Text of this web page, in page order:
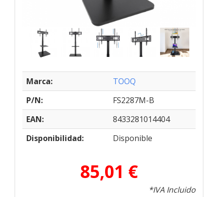
Marca:
TOOQ
P/N:
FS2287M-B
EAN:
8433281014404
Disponibilidad:
Disponible
85,01 €
*IVA Incluido